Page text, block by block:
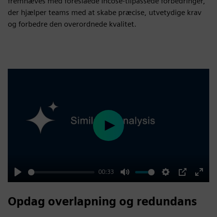
der hjælper teams med at skabe præcise, utvetydige krav
og forbedre den overordnede kvalitet.
Play
00:33
Mute Settings
PIP
Enter
Play
Opdag overlapning og redundans